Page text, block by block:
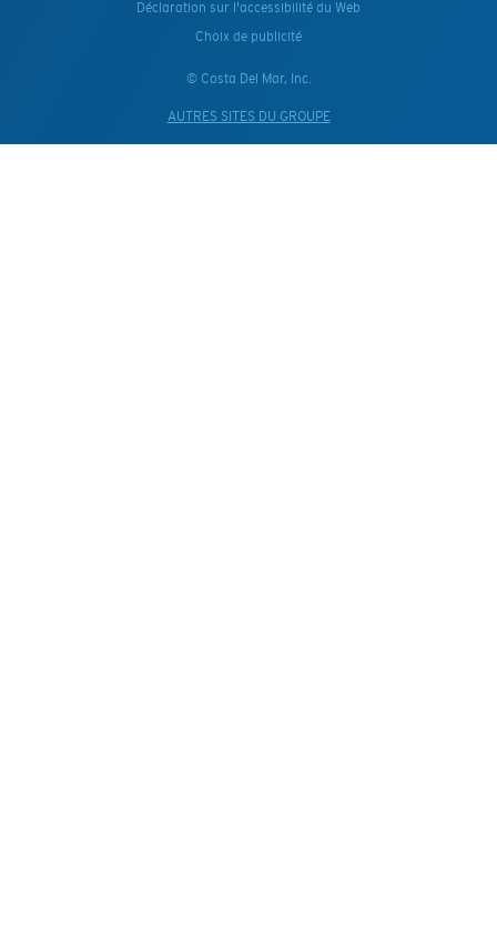
Déclaration sur l'accessibilité du Web
Choix de publicité
© Costa Del Mar, Inc.
AUTRES SITES DU GROUPE